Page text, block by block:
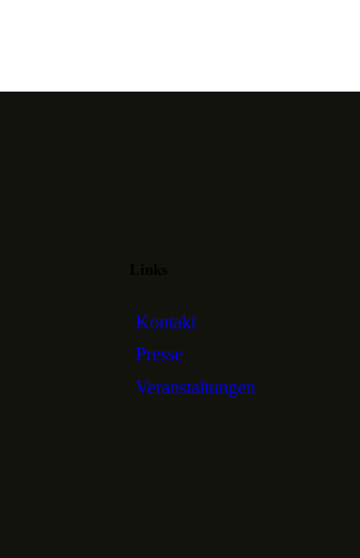
Kontakt
Presse
Veranstaltungen